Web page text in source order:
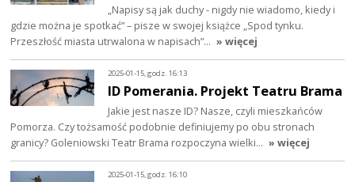
„Napisy są jak duchy - nigdy nie wiadomo, kiedy i
gdzie można je spotkać” – pisze w swojej książce „Spod tynku.
Przeszłość miasta utrwalona w napisach”… » więcej
2025-01-15, godz. 16:13
ID Pomerania. Projekt Teatru Brama
Jakie jest nasze ID? Nasze, czyli mieszkańców
Pomorza. Czy tożsamość podobnie definiujemy po obu stronach
granicy? Goleniowski Teatr Brama rozpoczyna wielki… » więcej
2025-01-15, godz. 16:10